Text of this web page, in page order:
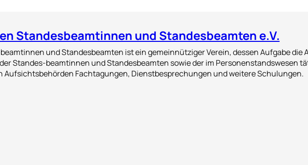
Standesbeamtinnen und Standesbeamten e.V.
und Standesbeamten ist ein gemeinnütziger Verein, dessen Aufgabe die
Standes-beamtinnen und Standesbeamten sowie der im Personenstandswesen
Aufsichtsbehörden Fachtagungen, Dienstbesprechungen und weitere Schulungen.